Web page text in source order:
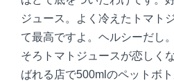
ジュース。よく冷えたトマト
て最高ですよ。ヘルシーだ
そろトマトジュースが恋しく
ばれる店で500mlのペットボ